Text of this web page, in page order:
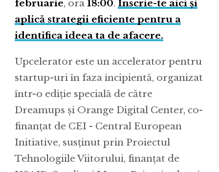
februarie, ora 18:00. Înscrie-te aici și
aplică strategii eficiente pentru a
identifica ideea ta de afacere.
Upcelerator este un accelerator pentru
startup-uri în faza incipientă, organizat
într-o ediție specială de către
Dreamups și Orange Digital Center, co-
finanțat de CEI - Central European
Initiative, susținut prin Proiectul
Tehnologiile Viitorului, finanțat de